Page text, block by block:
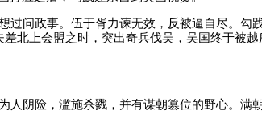
问政事。伍于胥力谏无效，反被逼自尽。勾
北上会盟之时，突出奇兵伐吴，吴国终于被越
阴险，滥施杀戮，并有谋朝篡位的野心。满